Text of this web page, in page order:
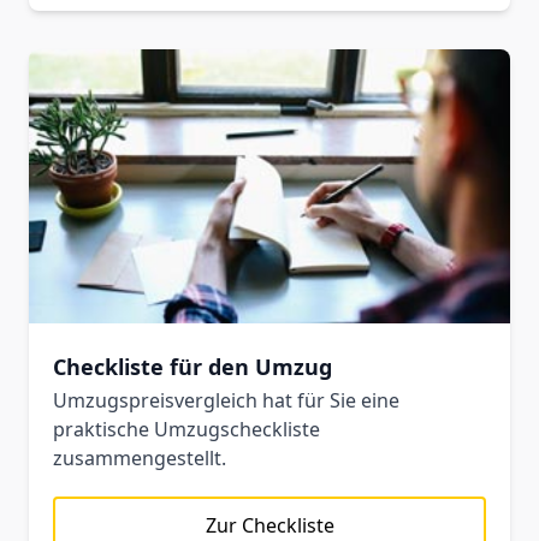
Checkliste für den Umzug
Umzugspreisvergleich hat für Sie eine
praktische Umzugscheckliste
zusammengestellt.
Zur Checkliste